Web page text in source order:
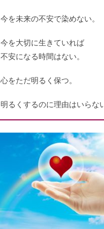
今を未来の不安で染めない。
今を大切に生きていれば
不安になる時間はない。
心をただ明るく保つ。
明るくするのに理由はいらな